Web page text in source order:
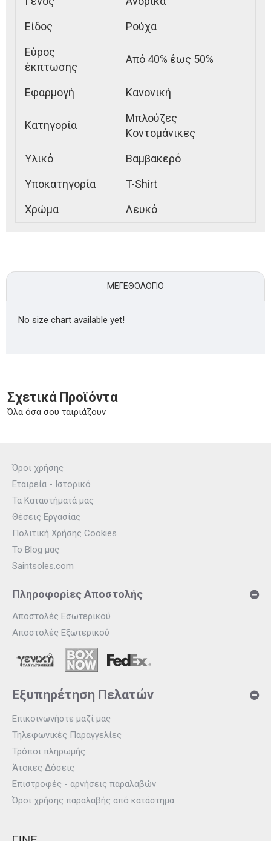
Είδος
Ρούχα
Εύρος
έκπτωσης
Από 40% έως 50%
Εφαρμογή Κανονική
Κατηγορία
Μπλούζες
Κοντομάνικες
Υλικό
Βαμβακερό
Υποκατηγορία
T-Shirt
Χρώμα
Λευκό
ΜΕΓΕΘΟΛΌΓΙΟ
No size chart available yet!
Σχετικά Προϊόντα
Όλα όσα σου ταιριάζουν
Όροι χρήσης
Εταιρεία - Ιστορικό
Τα Καταστήματά μας
Θέσεις Εργασίας
Πολιτική Χρήσης Cookies
Το Blog μας
Saintsoles.com
Πληροφορίες Αποστολής
Αποστολές Εσωτερικού
Αποστολές Εξωτερικού
Εξυπηρέτηση Πελατών
Επικοινωνήστε μαζί μας
Τηλεφωνικές Παραγγελίες
Τρόποι πληρωμής
Άτοκες Δόσεις
Επιστροφές - αρνήσεις παραλαβών
Όροι χρήσης παραλαβής από κατάστημα